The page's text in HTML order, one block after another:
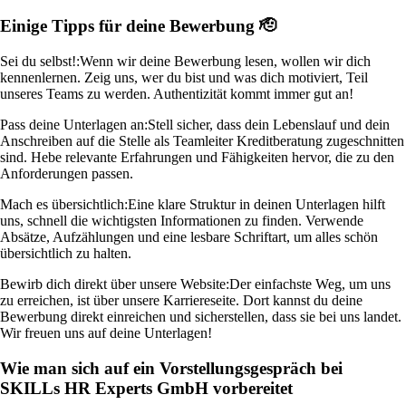
Einige Tipps für deine Bewerbung 🫡
Sei du selbst!:Wenn wir deine Bewerbung lesen, wollen wir dich
kennenlernen. Zeig uns, wer du bist und was dich motiviert, Teil
unseres Teams zu werden. Authentizität kommt immer gut an!
Pass deine Unterlagen an:Stell sicher, dass dein Lebenslauf und dein
Anschreiben auf die Stelle als Teamleiter Kreditberatung zugeschnitten
sind. Hebe relevante Erfahrungen und Fähigkeiten hervor, die zu den
Anforderungen passen.
Mach es übersichtlich:Eine klare Struktur in deinen Unterlagen hilft
uns, schnell die wichtigsten Informationen zu finden. Verwende
Absätze, Aufzählungen und eine lesbare Schriftart, um alles schön
übersichtlich zu halten.
Bewirb dich direkt über unsere Website:Der einfachste Weg, um uns
zu erreichen, ist über unsere Karriereseite. Dort kannst du deine
Bewerbung direkt einreichen und sicherstellen, dass sie bei uns landet.
Wir freuen uns auf deine Unterlagen!
Wie man sich auf ein Vorstellungsgespräch bei
SKILLs HR Experts GmbH vorbereitet